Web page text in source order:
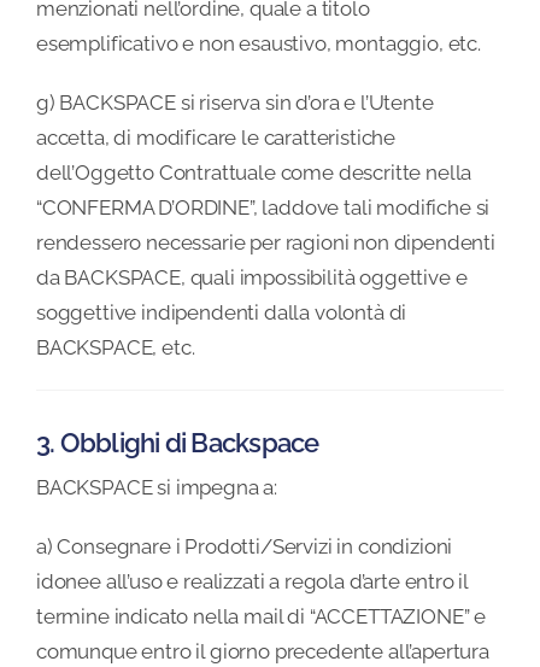
menzionati nell’ordine, quale a titolo
esemplificativo e non esaustivo, montaggio, etc.
g) BACKSPACE si riserva sin d’ora e l’Utente
accetta, di modificare le caratteristiche
dell’Oggetto Contrattuale come descritte nella
“CONFERMA D’ORDINE”, laddove tali modifiche si
rendessero necessarie per ragioni non dipendenti
da BACKSPACE, quali impossibilità oggettive e
soggettive indipendenti dalla volontà di
BACKSPACE, etc.
3. Obblighi di Backspace
BACKSPACE si impegna a:
a) Consegnare i Prodotti/Servizi in condizioni
idonee all’uso e realizzati a regola d’arte entro il
termine indicato nella mail di “ACCETTAZIONE” e
comunque entro il giorno precedente all’apertura